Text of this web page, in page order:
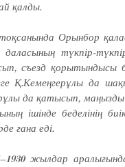
қалды.
Орынбор
түк­пір-
съезд
Қ.Кемеңгерұлы да
да қатысып,
ішінде беделінің
ғана еді.
жыл­­­дар